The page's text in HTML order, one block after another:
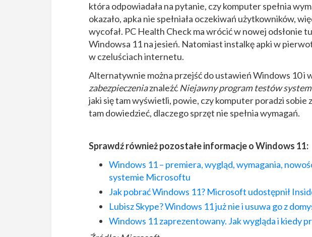
która odpowiadała na pytanie, czy komputer spełnia
okazało, apka nie spełniała oczekiwań użytkowników,
wycofał. PC Health Check ma wrócić w nowej odsłonie
Windowsa 11 na jesień. Natomiast instalkę apki w
w czeluściach internetu.
Alternatywnie można przejść do ustawień Windows 10 i
zabezpieczeniaznaleźć Niejawny program testów
jaki się tam wyświetli, powie, czy komputer poradzi sobie
tam dowiedzieć, dlaczego sprzęt nie spełnia wymagań.
Sprawdź również pozostałe informacje o Windows 11:
Windows 11 – premiera, wygląd, wymagania,
systemie Microsoftu
Jak pobrać Windows 11? Microsoft udostępnił
Lubisz Skype? Windows 11 już nie i usuwa go z
Windows 11 zaprezentowany. Jak wygląda i kiedy